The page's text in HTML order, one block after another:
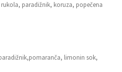
paradižnik, koruza, popečena
limonin sok,